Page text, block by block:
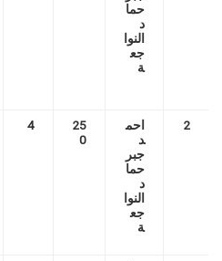
حما
د
النوا
جع
ة
2
احم
د
جبر
حما
د
النوا
جع
ة
25
0
4